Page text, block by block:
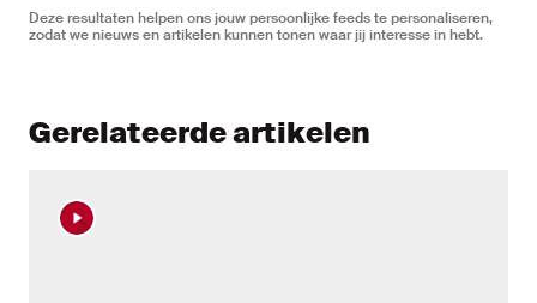
Deze resultaten helpen ons jouw persoonlijke feeds te personaliseren,
zodat we nieuws en artikelen kunnen tonen waar jij interesse in hebt.
Gerelateerde artikelen